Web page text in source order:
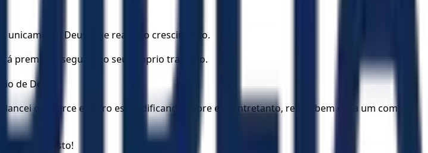
unicamente Deus, que realiza o crescimento.
premiado segundo o seu próprio trabalho.
de Deus.
o alicerce e outro está edificando sobre ele. Entretanto, reflita bem cada um como
é Jesus Cristo!